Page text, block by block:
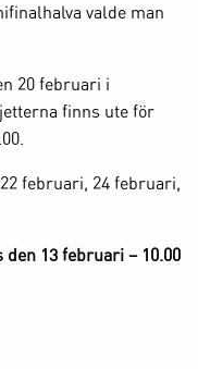
valde man
20 februari i
finns ute för
februari, 24 februari,
13 februari – 10.00